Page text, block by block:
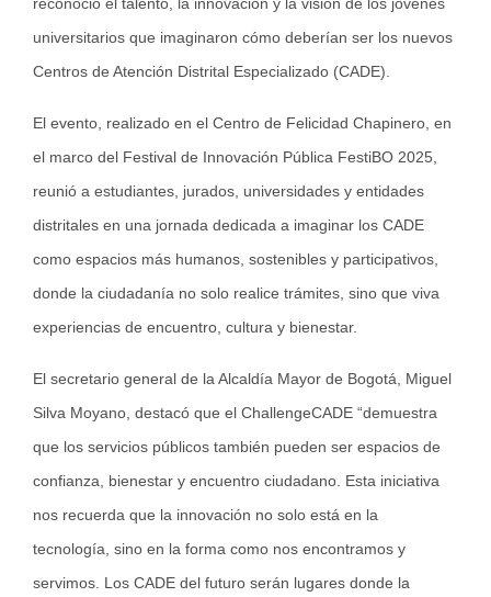
universitarios que imaginaron cómo deberían ser los nuevos
Centros de Atención Distrital Especializado (CADE).
El evento, realizado en el Centro de Felicidad Chapinero, en
el marco del Festival de Innovación Pública FestiBO 2025,
reunió a estudiantes, jurados, universidades y entidades
distritales en una jornada dedicada a imaginar los CADE
como espacios más humanos, sostenibles y participativos,
donde la ciudadanía no solo realice trámites, sino que viva
experiencias de encuentro, cultura y bienestar.
El secretario general de la Alcaldía Mayor de Bogotá, Miguel
Silva Moyano, destacó que el ChallengeCADE “demuestra
que los servicios públicos también pueden ser espacios de
confianza, bienestar y encuentro ciudadano. Esta iniciativa
nos recuerda que la innovación no solo está en la
tecnología, sino en la forma como nos encontramos y
servimos. Los CADE del futuro serán lugares donde la